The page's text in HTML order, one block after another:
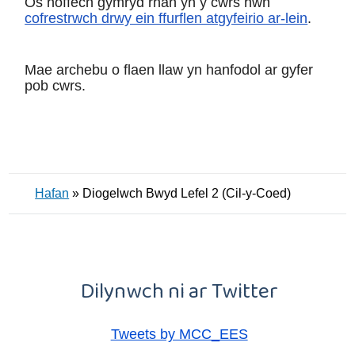
cofrestrwch drwy ein ffurflen atgyfeirio ar-lein.
Mae archebu o flaen llaw yn hanfodol ar gyfer
pob cwrs.
Hafan » Diogelwch Bwyd Lefel 2 (Cil-y-Coed)
Dilynwch ni ar Twitter
Tweets by MCC_EES